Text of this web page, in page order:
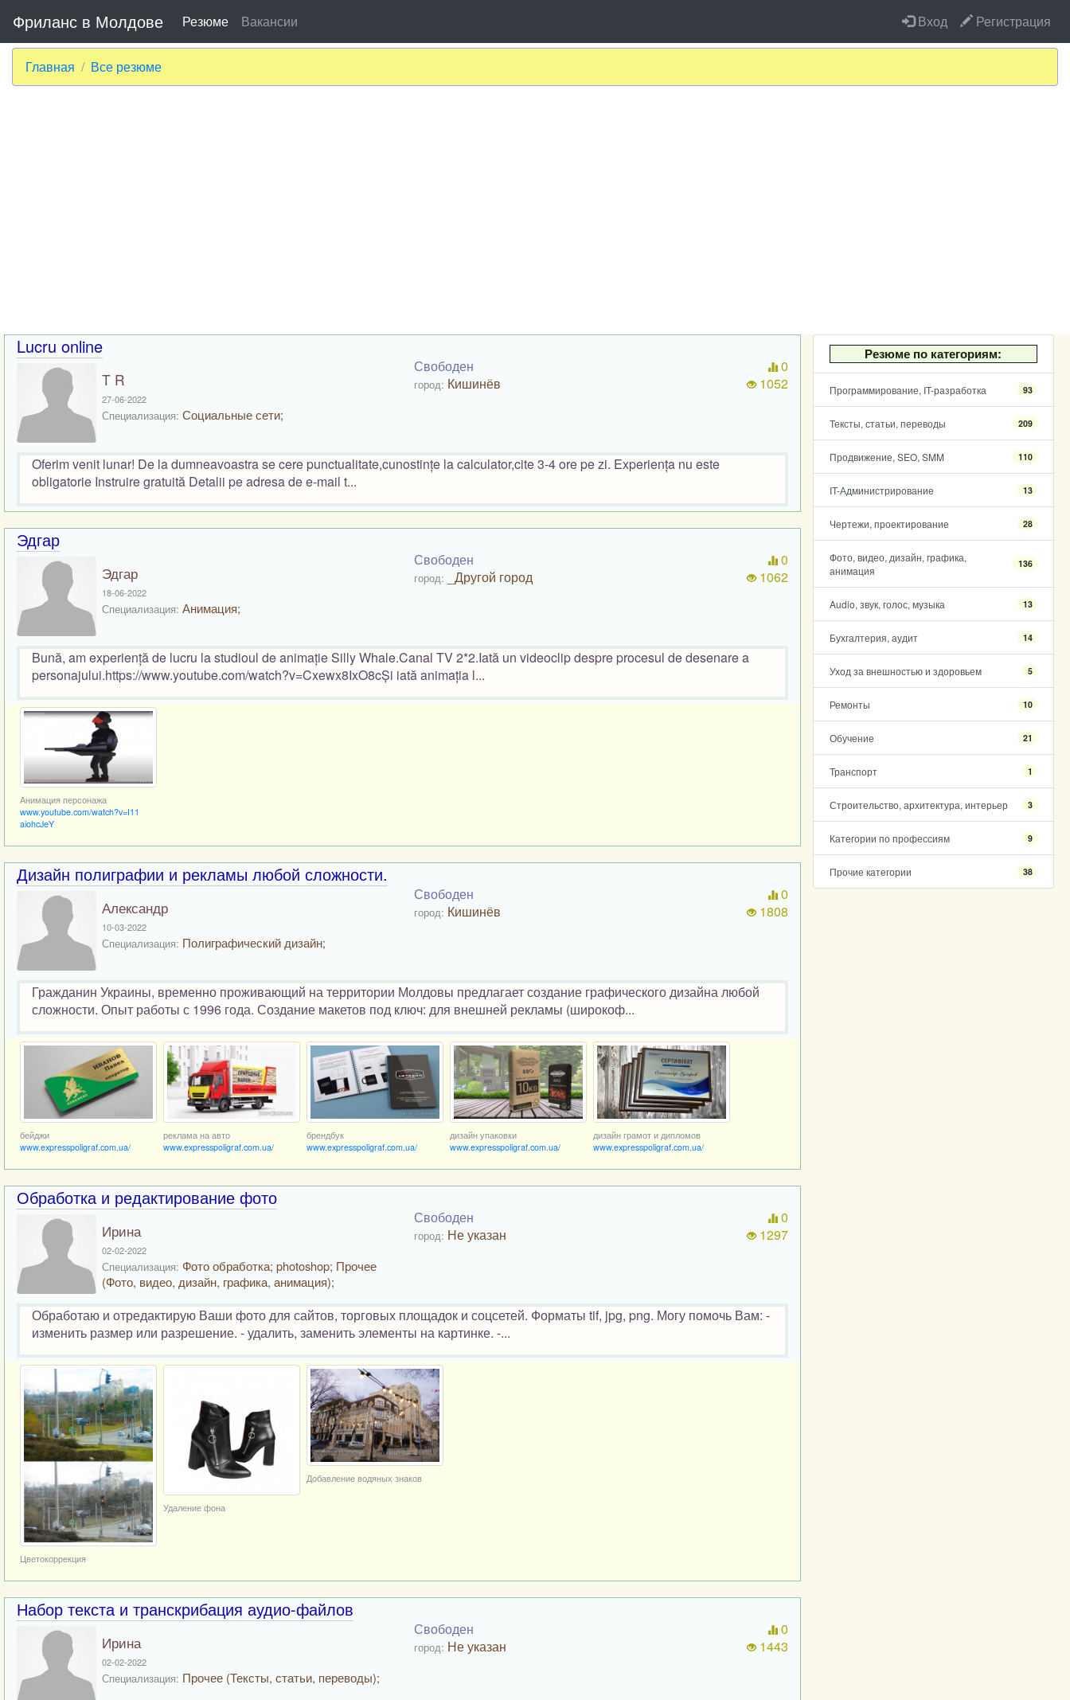
Фриланс в Молдове Резюме Вакансии Вход Регистрация
Главная Все резюме
Резюме по категориям:
Программирование, IT-разработка 93
Тексты, статьи, переводы 209
Продвижение, SEO, SMM 110
IT-Администрирование 13
Чертежи, проектирование 28
Фото, видео, дизайн, графика,
анимация
136
Audio, звук, голос, музыка 13
Бухгалтерия, аудит 14
Уход за внешностью и здоровьем 5
Ремонты 10
Обучение 21
Транспорт 1
Строительство, архитектура, интерьер 3
Категории по профессиям 9
Прочие категории 38
Lucru online
T R
27-06-2022
Специализация: Социальные сети;
Свободен
город: Кишинёв
0
1052
Oferim venit lunar! De la dumneavoastra se cere punctualitate,cunostințe la calculator,cite 3-4 ore pe zi. Experiența nu este
obligatorie Instruire gratuită Detalii pe adresa de e-mail t...
Эдгар
Эдгар
18-06-2022
Специализация: Анимация;
Свободен
город: _Другой город
0
1062
Bună, am experiență de lucru la studioul de animație Silly Whale.Canal TV 2*2.Iată un videoclip despre procesul de desenare a
personajului.https://www.youtube.com/watch?v=Cxewx8IxO8cȘi iată animația l...
Анимация персонажа
www.youtube.com/watch?v=I11
aiohcJeY
Дизайн полиграфии и рекламы любой сложности.
Александр
10-03-2022
Специализация: Полиграфический дизайн;
Свободен
город: Кишинёв
0
1808
Гражданин Украины, временно проживающий на территории Молдовы предлагает создание графического дизайна любой
сложности. Опыт работы с 1996 года. Создание макетов под ключ: для внешней рекламы (широкоф...
бейджи
www.expresspoligraf.com.ua/
реклама на авто
www.expresspoligraf.com.ua/
брендбук
www.expresspoligraf.com.ua/
дизайн упаковки
www.expresspoligraf.com.ua/
дизайн грамот и дипломов
www.expresspoligraf.com.ua/
Обработка и редактирование фото
Ирина
02-02-2022
Специализация: Фото обработка; photoshop; Прочее
(Фото, видео, дизайн, графика, анимация);
Свободен
город: Не указан
0
1297
Обработаю и отредактирую Ваши фото для сайтов, торговых площадок и соцсетей. Форматы tif, jpg, png. Могу помочь Вам: -
изменить размер или разрешение. - удалить, заменить элементы на картинке. -...
Цветокоррекция
Удаление фона
Добавление водяных знаков
Набор текста и транскрибация аудио-файлов
Ирина
02-02-2022
Специализация: Прочее (Тексты, статьи, переводы);
Свободен
город: Не указан
0
1443